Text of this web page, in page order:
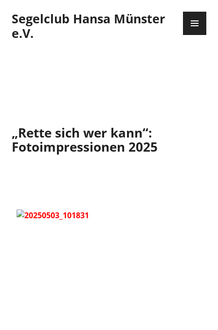
Inhalt
springen
Segelclub Hansa Münster
e.V.
„Rette sich wer kann“:
Fotoimpressionen 2025